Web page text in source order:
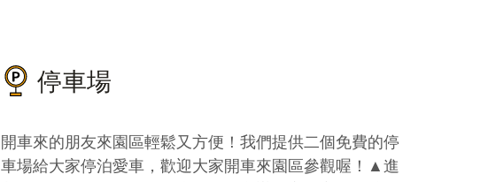
停車場
開車來的朋友來園區輕鬆又方便！我們提供二個免費的停
車場給大家停泊愛車，歡迎大家開車來園區參觀喔！▲進